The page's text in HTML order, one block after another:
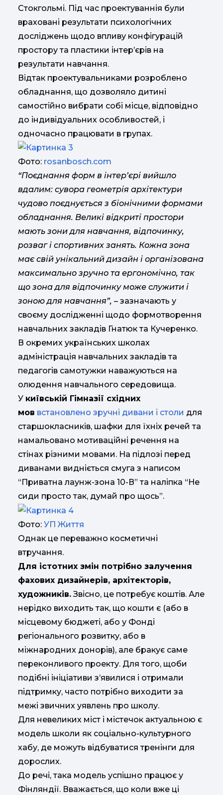
Стокгольмі. Під час проектуваннія були
враховані результати психологічних
досліджень щодо впливу конфігурацій
простору та пластики інтер’єрів на
результати навчання.
Відтак проектувальниками розроблено
обладнання, що дозволяло дитині
самостійно вибрати собі місце, відповідно
до індивідуальних особливостей, і
одночасно працювати в групах.
Фото: rosanbosch.com
“Поєднання форм в інтер’єрі вийшло
вдалим: сувора геометрія архітектури
чудово поєднується з біонічними формами
обладнання. Великі відкриті простори
мають зони для навчання, відпочинку,
розваг і спортивних занять. Кожна зона
має свій унікальний дизайн і організована
максимально зручно та ергономічно, так
що зона для відпочинку може служити і
зоною для навчання”, – зазначають у
своєму дослідженні щодо формотворення
навчальних закладів Гнатюк та Кучеренко.
В окремих українських школах
адміністрація навчальних закладів та
педагогів самотужки наважуються на
олюдення навчального середовища.
У київській Гімназії східних
мов встановлено зручні дивани і столи для
старшокласників, шафки для їхніх речей та
намальовано мотиваційні речення на
стінах різними мовами. На підлозі перед
диванами видніється смуга з написом
“Приватна лаунж-зона 10-В” та наліпка “Не
сиди просто так, думай про щось”.
Фото: УП Життя
Однак це переважно косметичні
втручання.
Для істотних змін потрібно залучення
фахових дизайнерів, архітекторів,
художників.Звісно, це потребує коштів. Але
нерідко виходить так, що кошти є (або в
місцевому бюджеті, або у Фонді
регіонального розвитку, або в
міжнародних донорів), але бракує саме
переконливого проекту. Для того, щоби
подібні ініціативи з’явилися і отримали
підтримку, часто потрібно виходити за
межі звичних уявлень про школу.
Для невеликих міст і містечок актуальною є
модель школи як соціально-культурного
хабу, де можуть відбуватися тренінги для
дорослих.
До речі, така модель успішно працює у
Фінляндії. Вважається, що коли вже ці